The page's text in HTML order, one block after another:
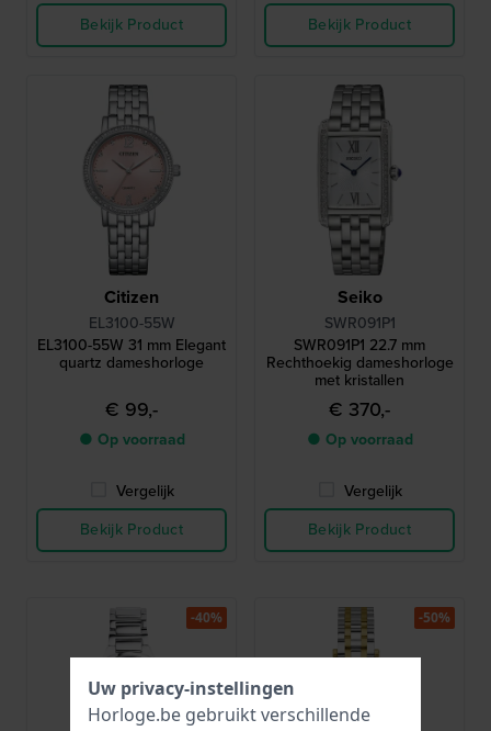
Bekijk Product
Bekijk Product
Citizen
EL3100-55W
EL3100-55W 31 mm Elegant
quartz dameshorloge
€ 99,-
● Op voorraad
Vergelijk
Bekijk Product
Seiko
SWR091P1
SWR091P1 22.7 mm
Rechthoekig dameshorloge
met kristallen
€ 370,-
● Op voorraad
Vergelijk
Bekijk Product
-40% -50%
Uw privacy-instellingen
Horloge.be gebruikt verschillende